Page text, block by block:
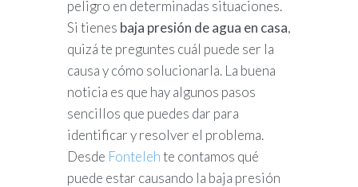
peligro en determinadas situaciones.
Si tienes baja presión de agua en casa,
quizá te preguntes cuál puede ser la
causa y cómo solucionarla. La buena
noticia es que hay algunos pasos
sencillos que puedes dar para
identificar y resolver el problema.
Desde Fontelehte contamos qué
puede estar causando la baja presión